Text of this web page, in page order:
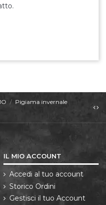
Pigiama invernale
IL MIO ACCOUNT
Accedi al tuo account
Storico Ordini
Gestisci il tuo Account